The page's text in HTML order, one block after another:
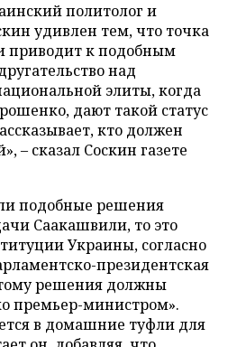
политолог и
удивлен тем, что точка
приводит к подобным
над
элиты, когда
дают такой статус
кто должен
– сказал Соскин газете
подобные решения
Саакашвили, то это
Украины, согласно
президентская
решения должны
премьер-министром».
в домашние туфли для